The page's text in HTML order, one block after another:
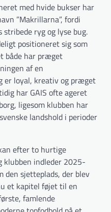
med hvide bukser har
”Makrillarna”, fordi
ryg og lyse bug.
positioneret sig som
både har præget
af en
er loyal, kreativ og præget
har GAIS ofte ageret
ligesom klubben har
landshold i perioder
efter to hurtige
klubben indleder 2025-
den sjetteplads, der blev
et kapitel føjet til en
famlende